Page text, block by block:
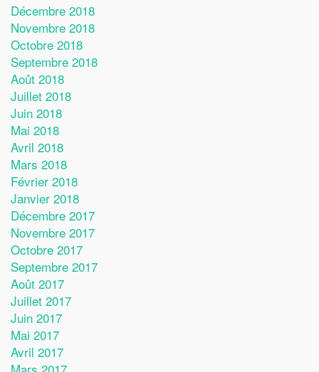
Décembre 2018
Novembre 2018
Octobre 2018
Septembre 2018
Août 2018
Juillet 2018
Juin 2018
Mai 2018
Avril 2018
Mars 2018
Février 2018
Janvier 2018
Décembre 2017
Novembre 2017
Octobre 2017
Septembre 2017
Août 2017
Juillet 2017
Juin 2017
Mai 2017
Avril 2017